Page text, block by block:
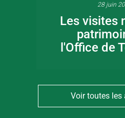
28 juin
Les visites
l'Office de
Voir toutes les